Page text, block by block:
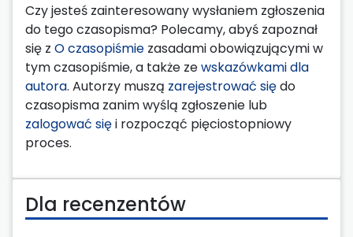
Czy jesteś zainteresowany wysłaniem zgłoszenia
do tego czasopisma? Polecamy, abyś zapoznał
się z O czasopiśmie zasadami obowiązującymi w
tym czasopiśmie, a także zewskazówkami dla
autora. Autorzy muszą zarejestrować siędo
czasopisma zanim wyślą zgłoszenie lub
zalogować sięi rozpocząć pięciostopniowy
proces.
Dla recenzentów